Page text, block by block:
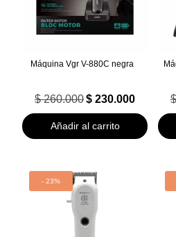
Máquina Vgr V-880C negra
$260.000 El
precio
original
era:
$ 230.000
actual
$ 230.000.
Añadir al carrito
$
- 23%